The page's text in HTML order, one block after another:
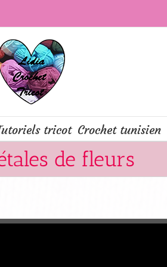
tricot Crochet tunisien
de fleurs